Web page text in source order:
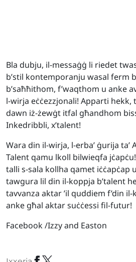
Bla dubju, il-messaġġ li riedet
b’stil kontemporanju wasal ferm
b’saħħithom, f’waqthom u anke
l-wirja eċċezzjonali! Apparti
dawn iż-żewġt itfal għandhom
Inkedribbli, x’talent!
Wara din il-wirja, l-erba’ ġurija ta’
Talent qamu lkoll bilwieqfa
talli s-sala kollha qamet iċċapċap
tawgura lil din il-koppja b’talent
tavvanza aktar ’il quddiem f’din
anke għal aktar suċċessi fil-futur!
Facebook /Izzy and Easton